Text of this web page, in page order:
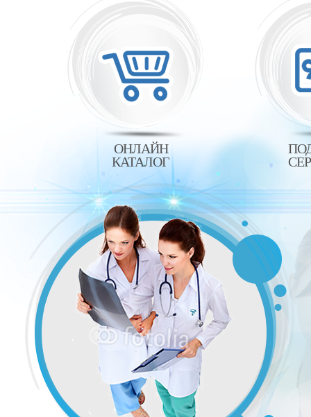
ОНЛАЙН
КАТАЛОГ